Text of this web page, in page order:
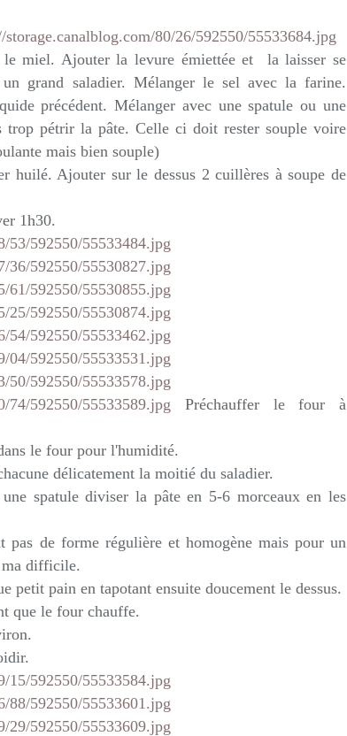
miel. Ajouter la levure émiettée et la laisser se
grand saladier. Mélanger le sel avec la farine.
précédent. Mélanger avec une spatule ou une
trop pétrir la pâte. Celle ci doit rester souple voire
mais bien souple)
huilé. Ajouter sur le dessus 2 cuillères à soupe de
1h30.
Préchauffer le four à
le four pour l'humidité.
délicatement la moitié du saladier.
spatule diviser la pâte en 5-6 morceaux en les
pas de forme régulière et homogène mais pour un
ma difficile.
petit pain en tapotant ensuite doucement le dessus.
que le four chauffe.